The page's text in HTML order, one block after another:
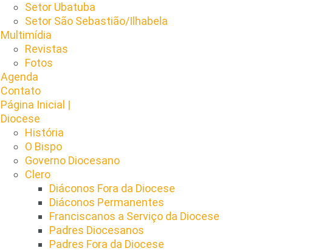
Setor Ubatuba
Setor São Sebastião/Ilhabela
Multimídia
Revistas
Fotos
Agenda
Contato
Página Inicial |
Diocese
História
O Bispo
Governo Diocesano
Clero
Diáconos Fora da Diocese
Diáconos Permanentes
Franciscanos a Serviço da Diocese
Padres Diocesanos
Padres Fora da Diocese